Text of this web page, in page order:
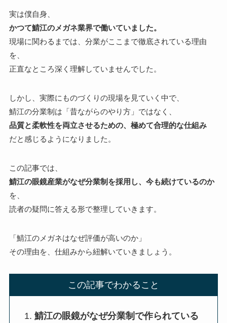
実は僕自身、
かつて鯖江のメガネ業界で働いていました。
現場に関わるまでは、分業がここまで徹底されている理由
を、
正直なところ深く理解していませんでした。
しかし、実際にものづくりの現場を見ていく中で、
鯖江の分業制は「昔ながらのやり方」ではなく、
品質と柔軟性を両立させるための、極めて合理的な仕組み
だと感じるようになりました。
この記事では、
鯖江の眼鏡産業がなぜ分業制を採用し、今も続けているのか
を、
読者の疑問に答える形で整理していきます。
「鯖江のメガネはなぜ評価が高いのか」
その理由を、仕組みから紐解いていきましょう。
この記事でわかること
鯖江の眼鏡がなぜ分業制で作られている